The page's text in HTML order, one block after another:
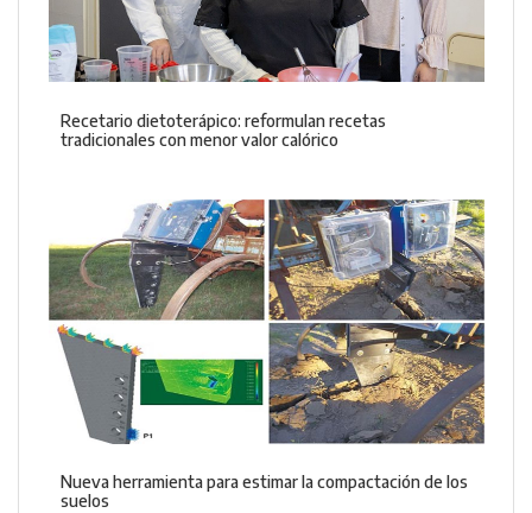
Recetario dietoterápico: reformulan recetas
tradicionales con menor valor calórico
Nueva herramienta para estimar la compactación de los
suelos